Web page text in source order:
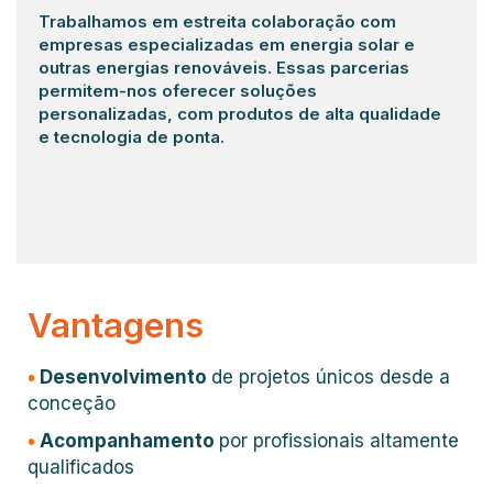
Trabalhamos em estreita colaboração com
empresas especializadas em energia solar e
outras energias renováveis. Essas parcerias
permitem-nos oferecer soluções
personalizadas, com produtos de alta qualidade
e tecnologia de ponta.
Vantagens
• Desenvolvimento de projetos únicos desde a
conceção
• Acompanhamento por profissionais altamente
qualificados